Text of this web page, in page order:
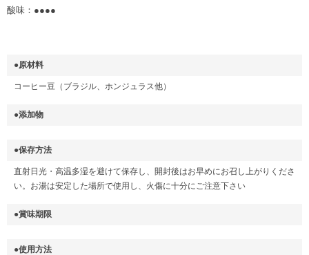
酸味：●●●●
●原材料
コーヒー豆（ブラジル、ホンジュラス他）
●添加物
●保存方法
直射日光・高温多湿を避けて保存し、開封後はお早めにお召し上がりくださ
い。お湯は安定した場所で使用し、火傷に十分にご注意下さい
●賞味期限
●使用方法